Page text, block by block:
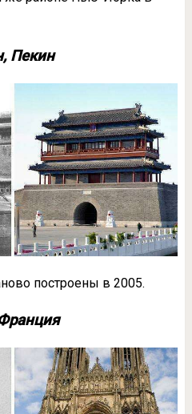
Пекин
построены в 2005.